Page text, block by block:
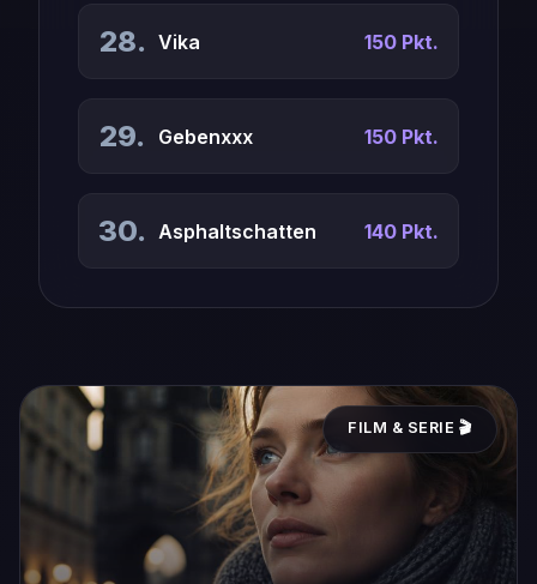
28. Vika 150 Pkt.
29. Gebenxxx 150 Pkt.
30. Asphaltschatten 140 Pkt.
FILM & SERIE 🎬